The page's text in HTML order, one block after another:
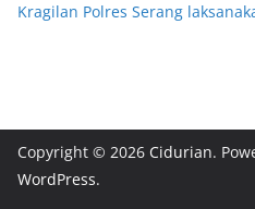
Kragilan Polres Serang
Copyright © 2026 Cidurian.
WordPress.